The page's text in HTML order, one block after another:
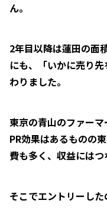
ん。
2年目以降は蓮田の面
にも、「いかに売り
わりました。
東京の青山のファーマ
PR効果はあるものの
費も多く、収益にはつ
そこでエントリーした